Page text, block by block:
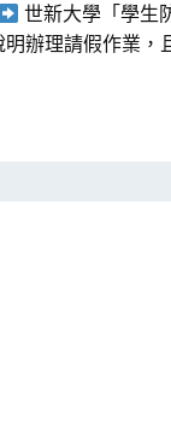
世新大學「學生
辦理請假作業，